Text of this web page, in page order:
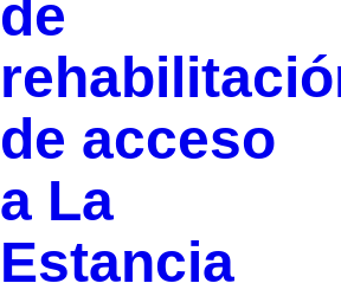
de
de acceso
a La
Estancia